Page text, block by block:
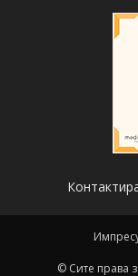
© Сите права